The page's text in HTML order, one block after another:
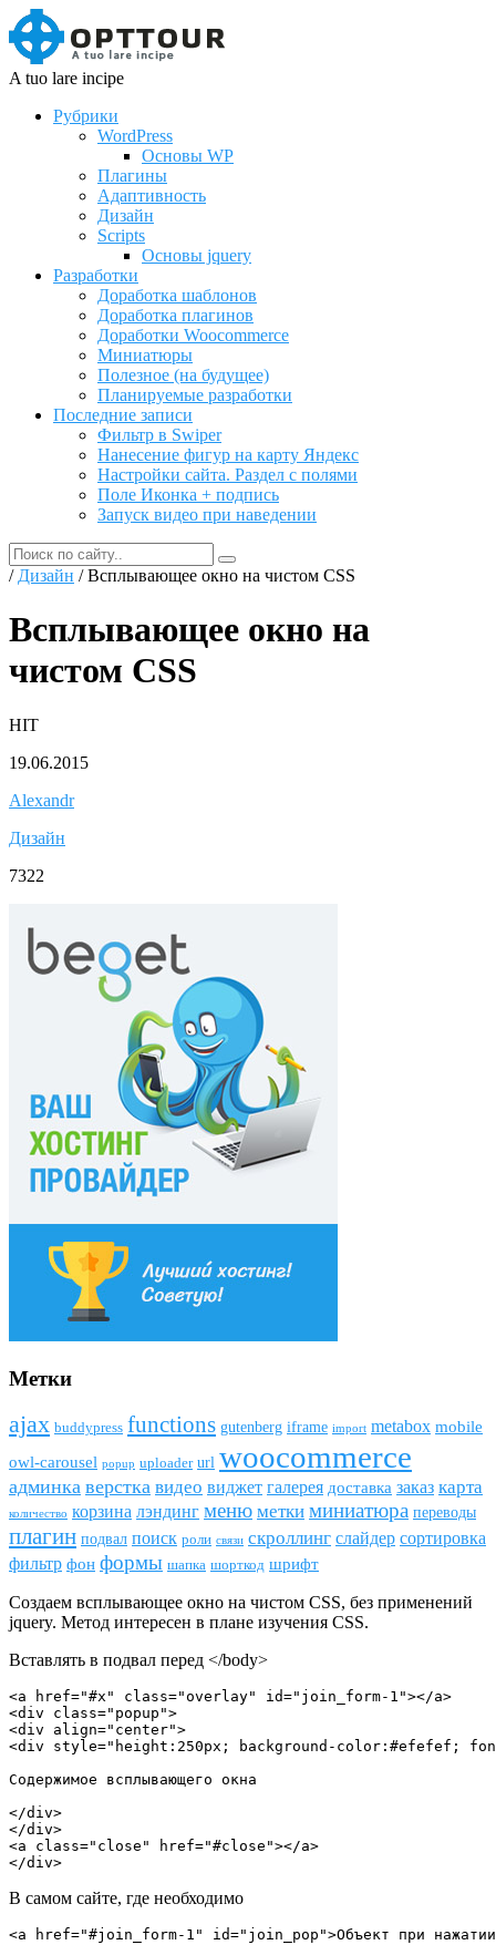
A tuo lare incipe
Рубрики
WordPress
Основы WP
Плагины
Адаптивность
Дизайн
Scripts
Основы jquery
Разработки
Доработка шаблонов
Доработка плагинов
Доработки Woocommerce
Миниатюры
Полезное (на будущее)
Планируемые разработки
Последние записи
Фильтр в Swiper
Нанесение фигур на карту Яндекс
Настройки сайта. Раздел с полями
Поле Иконка + подпись
Запуск видео при наведении
/ Дизайн / Всплывающее окно на чистом CSS
Всплывающее окно на
чистом CSS
HIT
19.06.2015
Alexandr
Дизайн
7322
Метки
ajax buddypress funсtions gutenberg iframe import metabox mobile
owl-carousel popup uploader url woocommerce
админка верстка видео виджет галерея доставка заказ карта
количество корзина лэндинг меню метки миниатюра переводы
плагин подвал поиск роли связи скроллинг слайдер сортировка
фильтр фон формы шапка шорткод шрифт
Создаем всплывающее окно на чистом CSS, без применений
jquery. Метод интересен в плане изучения CSS.
Вставлять в подвал перед </body>
<a href="#x" class="overlay" id="join_form-1"></a>
<div class="popup">
<div align="center">
<div style="height:250px; background-color:#efefef;
Содержимое всплывающего окна
</div>
</div>
<a class="close" href="#close"></a>
</div>
В самом сайте, где необходимо
<a href="#join_form-1" id="join_pop">Объект при нажатии